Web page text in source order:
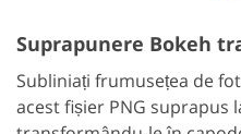
Subliniați frumusețea de
acest fișier PNG suprapus